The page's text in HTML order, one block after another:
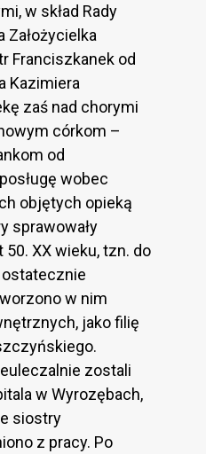
w skład Rady
Założycielka
Franciszkanek od
Kazimiera
zaś nad chorymi
córkom –
od
wobec
objętych opieką
sprawowały
XX wieku, tzn. do
ostatecznie
w nim
jako filię
zostali
w Wyrozębach,
siostry
z pracy. Po